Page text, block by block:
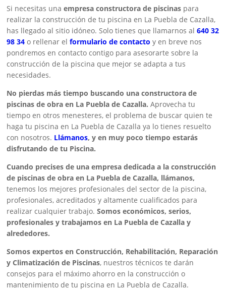
Si necesitas unaempresa constructora de piscinas para
realizar la construcción de tu piscina en La Puebla de Cazalla,
has llegado al sitio idóneo. Solo tienes que llamarnos al640 32
98 34 o rellenar elformulario de contacto y en breve nos
pondremos en contacto contigo para asesorarte sobre la
construcción de la piscina que mejor se adapta a tus
necesidades.
No pierdas más tiempo buscando una constructora de
piscinas de obra en La Puebla de Cazalla. Aprovecha tu
tiempo en otros menesteres, el problema de buscar quien te
haga tu piscina en La Puebla de Cazalla ya lo tienes resuelto
con nosotros. Llámanos, y en muy poco tiempo estarás
disfrutando de tu Piscina.
Cuando precises de una empresa dedicada a la construcción
de piscinas de obra en La Puebla de Cazalla, llámanos,
tenemos los mejores profesionales del sector de la piscina,
profesionales, acreditados y altamente cualificados para
realizar cualquier trabajo.Somos económicos, serios,
profesionales y trabajamos en La Puebla de Cazalla y
alrededores.
Somos expertos en Construcción, Rehabilitación, Reparación
y Climatización de Piscinas, nuestros técnicos te darán
consejos para el máximo ahorro en la construcción o
mantenimiento de tu piscina en La Puebla de Cazalla.